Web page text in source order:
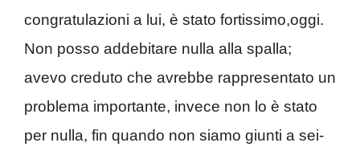
congratulazioni a lui, è stato fortissimo,oggi.
Non posso addebitare nulla alla spalla;
avevo creduto che avrebbe rappresentato un
problema importante, invece non lo è stato
per nulla, fin quando non siamo giunti a sei-